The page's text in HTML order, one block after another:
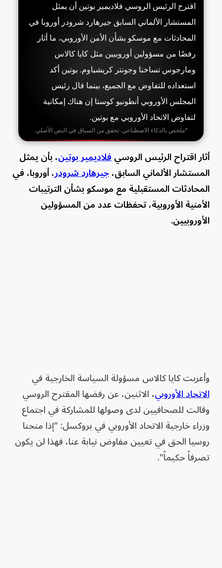
اقترح الرئيس الروسي فلاديمير بوتين أن يمثل
المستشار الألماني السابق جيرهارد شرودر أوروبا في
المحادثات مع موسكو بشأن الأمن الأوروبي، ما أثار
رفضًا من مسؤولين أوروبيين مثل كايا كالاس
ومارجوس تساخنا وجونتر كريشباوم. بوتين أكد
استعداده للتفاوض مع الجميع، بينما قال رئيس
المجلس الأوروبي أنطونيو كوستا إن هناك إمكانية
لتفاوض الاتحاد الأوروبي مع بوتين.
*ملخص بالذكاء الاصطناعي. تحقق من السياق في النص الأصلي.
أثار اقتراح الرئيس الروسيفلاديمير بوتين، بأن يمثل
المستشار الألماني السابق،جيرهارد شرودر، أوروبا، في
المحادثات المستقبلية مع موسكو بشأن الترتيبات
الأمنية الأوروبية، تحفظات عدد من المسؤولين
الأوروبيين.
وأعربت كايا كالاس مسؤولة السياسة الخارجية في
الاتحاد الأوروبي، الاثنين، عن رفضها المقترح الروسي
وقالت للصحافيين لدى وصولها للمشاركة في اجتماع
وزراء خارجية الاتحاد ‌الأوروبي في بروكسل: "إذا منحنا
روسيا الحق في تعيين مفاوض نيابة عنا، فهذا ‌لن يكون
تصرفاً حكيماً".